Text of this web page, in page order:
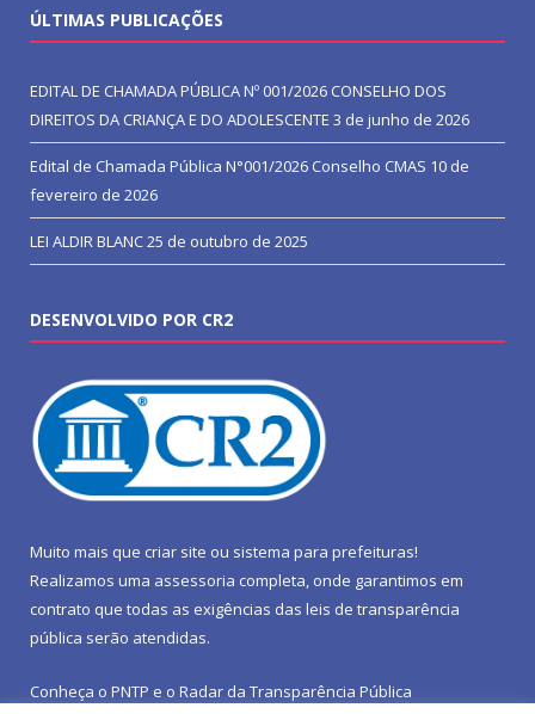
ÚLTIMAS PUBLICAÇÕES
EDITAL DE CHAMADA PÚBLICA Nº 001/2026 CONSELHO DOS
DIREITOS DA CRIANÇA E DO ADOLESCENTE 3 de junho de 2026
Edital de Chamada Pública N°001/2026 Conselho CMAS 10 de
fevereiro de 2026
LEI ALDIR BLANC25 de outubro de 2025
DESENVOLVIDO POR CR2
Muito mais que criar site ou sistema para prefeituras!
Realizamos uma assessoria completa, onde garantimos em
contrato que todas as exigências das leis de transparência
pública serão atendidas.
Conheça o PNTP e o Radar da Transparência Pública